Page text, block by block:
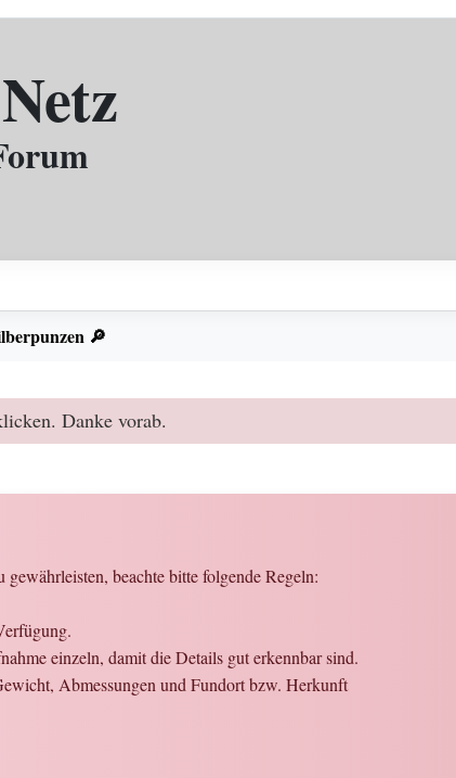
🔎
Danke vorab.
beachte bitte folgende Regeln:
einzeln, damit die Details gut erkennbar sind.
Abmessungen und Fundort bzw. Herkunft